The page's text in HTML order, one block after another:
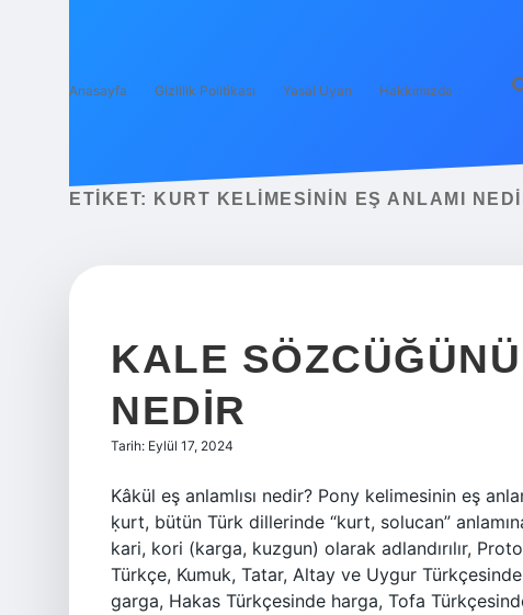
Anasayfa Gizlilik Politikası Yasal Uyarı Hakkımızda
ETIKET: KURT KELIMESININ EŞ ANLAMI
KALE
NEDIR
Tarih: Eylül 17, 2024
Kâkül eş anlamlısı nedir? Pony kelimesinin eş
ḳurt, bütün Türk dillerinde “kurt, solucan”
kari, kori (karga, kuzgun) olarak adlandırılır,
Türkçe, Kumuk, Tatar, Altay ve Uygur
garga, Hakas Türkçesinde harga, Tofa